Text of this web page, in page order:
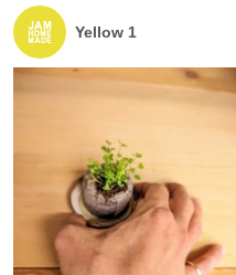
Yellow 1